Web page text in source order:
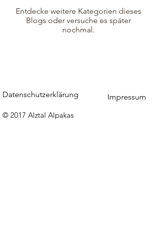
Entdecke weitere Kategorien dieses
Blogs oder versuche es später
nochmal.
Datenschutzerklärung
Impressum
© 2017 Alztal Alpakas